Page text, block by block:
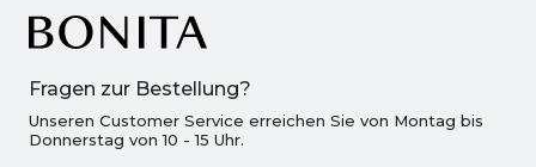
Fragen zur Bestellung?
Unseren Customer Service erreichen Sie von Montag bis
Donnerstag von 10 - 15 Uhr.